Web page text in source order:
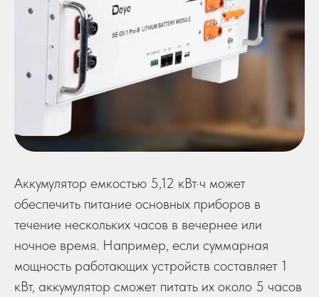
Аккумулятор емкостью 5,12 кВт·ч может
обеспечить питание основных приборов в
течение нескольких часов в вечернее или
ночное время. Например, если суммарная
мощность работающих устройств составляет 1
кВт, аккумулятор сможет питать их около 5 часов